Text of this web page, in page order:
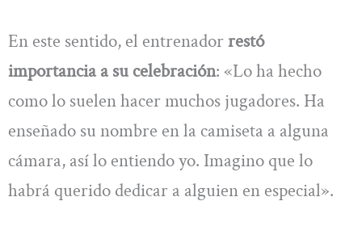
En este sentido, el entrenador restó
importancia a su celebración: «Lo ha hecho
como lo suelen hacer muchos jugadores. Ha
enseñado su nombre en la camiseta a alguna
cámara, así lo entiendo yo. Imagino que lo
habrá querido dedicar a alguien en especial».